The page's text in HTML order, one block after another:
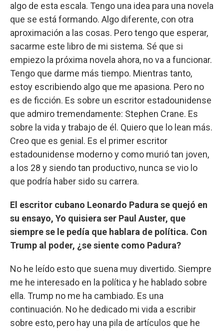
algo de esta escala. Tengo una idea para una novela
que se está formando. Algo diferente, con otra
aproximación a las cosas. Pero tengo que esperar,
sacarme este libro de mi sistema. Sé que si
empiezo la próxima novela ahora, no va a funcionar.
Tengo que darme más tiempo. Mientras tanto,
estoy escribiendo algo que me apasiona. Pero no
es de ficción. Es sobre un escritor estadounidense
que admiro tremendamente: Stephen Crane. Es
sobre la vida y trabajo de él. Quiero que lo lean más.
Creo que es genial. Es el primer escritor
estadounidense moderno y como murió tan joven,
a los 28 y siendo tan productivo, nunca se vio lo
que podría haber sido su carrera.
El escritor cubano Leonardo Padura se quejó en
su ensayo, Yo quisiera ser Paul Auster, que
siempre se le pedía que hablara de política. Con
Trump al poder, ¿se siente como Padura?
No he leído esto que suena muy divertido. Siempre
me he interesado en la política y he hablado sobre
ella. Trump no me ha cambiado. Es una
continuación. No he dedicado mi vida a escribir
sobre esto, pero hay una pila de artículos que he